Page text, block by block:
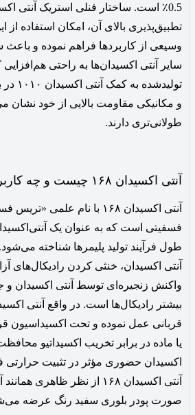
تطبیق‌پذیری بالای آن، امکان استفاده از
وسیعی از کاربردها فراهم نموده و باعث
سایر آنتی اکسیدان‌ها به راحتی
و مکانیکی مقاومت بالایی از خود نشان
طولانی‌تری دارند.
آنتی اکسیدان ۱۶۸ چیست و چه کاربردهایی دارد؟
آنتی اکسیدان ۱۶۸ با نام
فسفیتی است که به عنوان یک
طول فرآیند تولید پلیمرها شناخته
آنتی اکسیدان، خنثی کردن رادیکال‌های
واکنش زنجیره‌ای توسط آنتی اکسیدان و
قربانی عمل نموده و تحت اکسیداسیون
یا ماده در برابر تخریب اکسیداتیو
اکسیدان حضوری مؤثر در تثبیت حرارتی
صورت پودر بلوری سفید رنگ عرضه